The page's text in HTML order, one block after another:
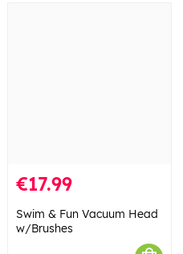
€17.99
Swim & Fun Vacuum Head
w/Brushes